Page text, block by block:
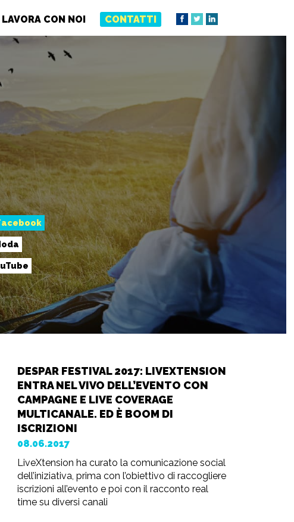
LAVORA CON NOI CONTATTI
DESPAR FESTIVAL 2017: LIVEXTENSION
ENTRA NEL VIVO DELL’EVENTO CON
CAMPAGNE E LIVE COVERAGE
MULTICANALE. ED È BOOM DI
ISCRIZIONI
08.06.2017
LiveXtension ha curato la comunicazione social
dell’iniziativa, prima con l’obiettivo di raccogliere
iscrizioni all’evento e poi con il racconto real
time su diversi canali